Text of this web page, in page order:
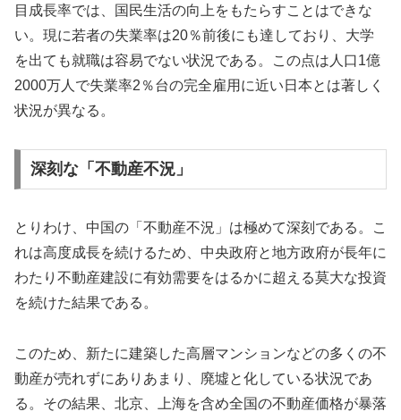
目成長率では、国民生活の向上をもたらすことはできな
い。現に若者の失業率は20％前後にも達しており、大学
を出ても就職は容易でない状況である。この点は人口1億
2000万人で失業率2％台の完全雇用に近い日本とは著しく
状況が異なる。
深刻な「不動産不況」
とりわけ、中国の「不動産不況」は極めて深刻である。こ
れは高度成長を続けるため、中央政府と地方政府が長年に
わたり不動産建設に有効需要をはるかに超える莫大な投資
を続けた結果である。
このため、新たに建築した高層マンションなどの多くの不
動産が売れずにありあまり、廃墟と化している状況であ
る。その結果、北京、上海を含め全国の不動産価格が暴落